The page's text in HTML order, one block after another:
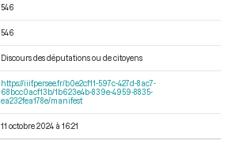
546
546
Discours des députations ou de citoyens
https://iiif.persee.fr/b0e2cf11-597c-427d-8ac7-
68bcc0acf13b/1b623e4b-839e-4959-8835-
ea232fea178e/manifest
11 octobre 2024 à 16:21